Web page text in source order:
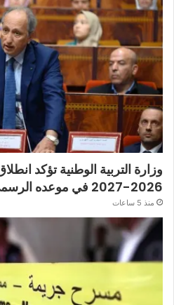
وزارة التربية الوطنية تؤكد
2026-2027 في موعده الرسمي
منذ 5 ساعات